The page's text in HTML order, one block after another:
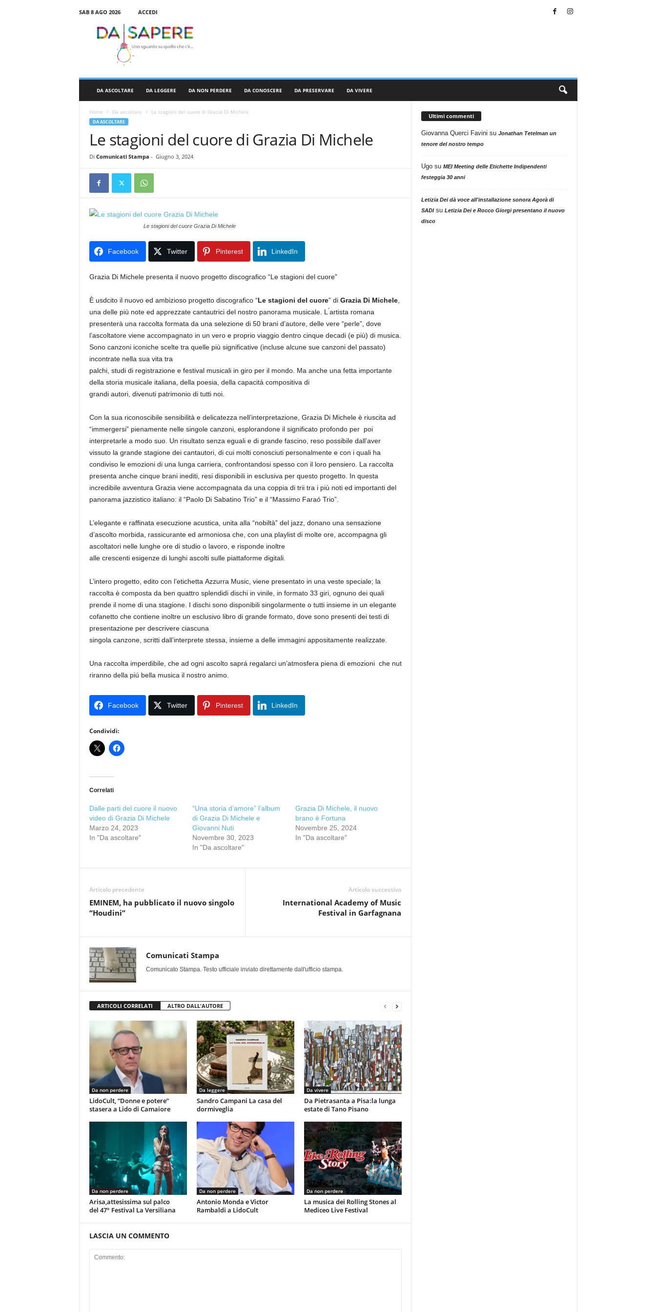
SAB 8 AGO 2026
ACCEDI
DA ASCOLTARE DA LEGGERE DA NON PERDERE DA CONOSCERE DA PRESERVARE DA VIVERE
Home Da ascoltare Le stagioni del cuore di Grazia Di Michele
DA ASCOLTARE
Le stagioni del cuore di Grazia Di Michele
Di Comunicati Stampa - Giugno 3, 2024
Le stagioni del cuore Grazia Di Michele
Facebook Twitter Pinterest LinkedIn
Grazia Di Michele presenta il nuovo progetto discografico “Le stagioni del cuore”
È usdcito il nuovo ed ambizioso progetto discografico “Le stagioni del cuore” di Grazia Di Michele,
una delle più note ed apprezzate cantautrici del nostro panorama musicale. L ́artista romana
presenterà una raccolta formata da una selezione di 50 brani d’autore, delle vere “perle”, dove
l’ascoltatore viene accompagnato in un vero e proprio viaggio dentro cinque decadi (e più) di musica.
Sono canzoni iconiche scelte tra quelle più significative (incluse alcune sue canzoni del passato)
incontrate nella sua vita tra
palchi, studi di registrazione e festival musicali in giro per il mondo. Ma anche una fetta importante
della storia musicale italiana, della poesia, della capacità compositiva di
grandi autori, divenuti patrimonio di tutti noi.
Con la sua riconoscibile sensibilità e delicatezza nell’interpretazione, Grazia Di Michele è riuscita ad
“immergersi” pienamente nelle singole canzoni, esplorandone il significato profondo per poi
interpretarle a modo suo. Un risultato senza eguali e di grande fascino, reso possibile dall’aver
vissuto la grande stagione dei cantautori, di cui molti conosciuti personalmente e con i quali ha
condiviso le emozioni di una lunga carriera, confrontandosi spesso con il loro pensiero. La raccolta
presenta anche cinque brani inediti, resi disponibili in esclusiva per questo progetto. In questa
incredibile avventura Grazia viene accompagnata da una coppia di trii tra i più noti ed importanti del
panorama jazzistico italiano: il “Paolo Di Sabatino Trio” e il “Massimo Faraó Trio”.
L’elegante e raffinata esecuzione acustica, unita alla “nobiltà” del jazz, donano una sensazione
d’ascolto morbida, rassicurante ed armoniosa che, con una playlist di molte ore, accompagna gli
ascoltatori nelle lunghe ore di studio o lavoro, e risponde inoltre
alle crescenti esigenze di lunghi ascolti sulle piattaforme digitali.
L’intero progetto, edito con l’etichetta Azzurra Music, viene presentato in una veste speciale; la
raccolta è composta da ben quattro splendidi dischi in vinile, in formato 33 giri, ognuno dei quali
prende il nome di una stagione. I dischi sono disponibili singolarmente o tutti insieme in un elegante
cofanetto che contiene inoltre un esclusivo libro di grande formato, dove sono presenti dei testi di
presentazione per descrivere ciascuna
singola canzone, scritti dall’interprete stessa, insieme a delle immagini appositamente realizzate.
Una raccolta imperdibile, che ad ogni ascolto saprá regalarci un’atmosfera piena di emozioni che nut
riranno della piú bella musica il nostro animo.
Facebook Twitter Pinterest LinkedIn
Condividi:
Correlati
Dalle parti del cuore il nuovo
video di Grazia Di Michele
Marzo 24, 2023
In "Da ascoltare"
“Una storia d’amore” l’album
di Grazia Di Michele e
Giovanni Nuti
Novembre 30, 2023
In "Da ascoltare"
Grazia Di Michele, il nuovo
brano è Fortuna
Novembre 25, 2024
In "Da ascoltare"
Articolo precedente
EMINEM, ha pubblicato il nuovo singolo
“Houdini”
Articolo successivo
International Academy of Music
Festival in Garfagnana
Comunicati Stampa
Comunicato Stampa. Testo ufficiale inviato direttamente dall'ufficio stampa.
ARTICOLI CORRELATI ALTRO DALL'AUTORE
Da non perdere
LidoCult, “Donne e potere”
stasera a Lido di Camaiore
Da leggere
Sandro Campani La casa del
dormiveglia
Da vivere
Da Pietrasanta a Pisa:la lunga
estate di Tano Pisano
Da non perdere
Arisa,attesissima sul palco
del 47° Festival La Versiliana
Da non perdere
Antonio Monda e Victor
Rambaldi a LidoCult
Da non perdere
La musica dei Rolling Stones al
Mediceo Live Festival
LASCIA UN COMMENTO
Ultimi commenti
Giovanna Querci Favini su Jonathan Tetelman un
tenore del nostro tempo
Ugosu MEI Meeting delle Etichette Indipendenti
festeggia 30 anni
Letizia Dei dà voce all'installazione sonora Agorà di
SADIsu Letizia Dei e Rocco Giorgi presentano il nuovo
disco